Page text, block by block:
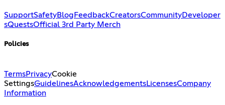
SupportSafetyBlog FeedbackCreatorsCommunityDeveloper
sQuestsOfficial 3rd Party Merch
Policies
TermsPrivacyCookie
SettingsGuidelinesAcknowledgementsLicensesCompany
Information